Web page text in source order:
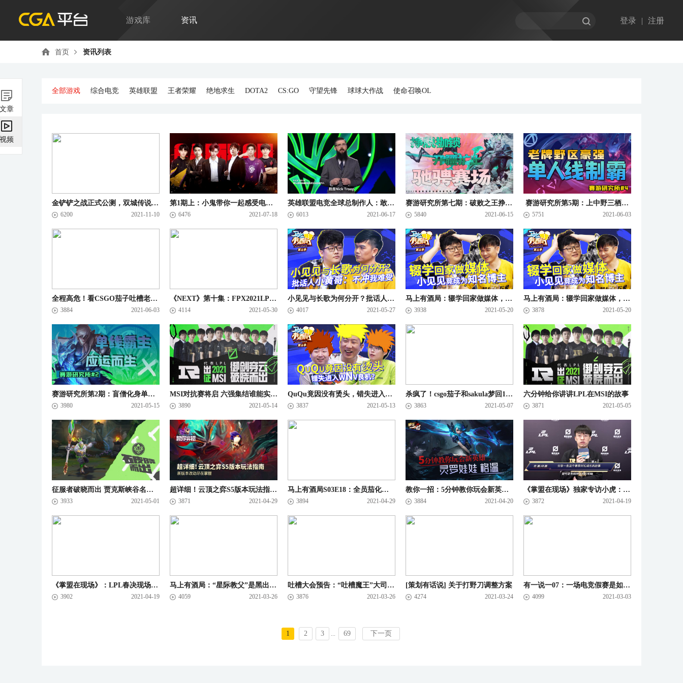
游戏库 资讯 登录 | 注册
首页 资讯列表
文章
视频
全部游戏 综合电竞 英雄联盟 王者荣耀 绝地求生 DOTA2 CS:GO 守望先锋 球球大作战 使命召唤OL
金铲铲之战正式公测，双城传说赛季同步开启！
6200 2021-11-10
第1期上：小鬼带你一起感受电竞赛场的魅力
6476 2021-07-18
英雄联盟电竞全球总制作人：敢于梦想，创意带来技术革新
6013 2021-06-17
赛游研究所第七期：破败之王挣脱枷锁，手持巨刃制霸赛场
5840 2021-06-15
赛游研究所第5期：上中野三栖梦魇鬼影重重
5751 2021-06-03
全程高危！看CSGO茄子吐槽老婆，结尾连Sakula都哭了！马上有酒局S03E23
3884 2021-06-03
《NEXT》第十集：FPX2021LPL春季赛纪录片（中）
4114 2021-05-30
小见见与长歌为何分开？批话人小黄哥：不冲我难受 马上有酒局S03E22
4017 2021-05-27
马上有酒局：辍学回家做媒体，小见见竟成为知名博主？
3938 2021-05-20
马上有酒局：辍学回家做媒体，小见见竟成为知名博主？
3878 2021-05-20
赛游研究所第2期：盲僧化身单线霸主再登赛场
3980 2021-05-15
MSI对抗赛将启 六强集结谁能实现许下的诺言？
3890 2021-05-14
QuQu竟因没有烫头，错失进入wNv良机？马上有酒局S03E20
3837 2021-05-13
杀疯了！csgo茄子和sakula梦回17岁 - 马上有酒局S03E19
3863 2021-05-07
六分钟给你讲讲LPL在MSI的故事
3871 2021-05-05
征服者破晓而出 贾克斯峡谷名场面经典复刻
3933 2021-05-01
超详细！云顶之弈S5版本玩法指南，新版本改动尽在掌握
3871 2021-04-29
马上有酒局S03E18：全员茄化，我是茄吹
3894 2021-04-29
教你一招：5分钟教你玩会新英雄 灵罗娃娃 格温
3884 2021-04-20
《掌盟在现场》独家专访小虎：想和Wei一起直到退役
3872 2021-04-19
《掌盟在现场》：LPL春决现场偶遇王境泽！LPL真香武汉真香！
3902 2021-04-19
马上有酒局：“星际教父”是黑出来的！黄旭东自爆是喷子
4059 2021-03-26
吐槽大会预告：“吐槽魔王”大司马现身半决赛
3876 2021-03-26
[策划有话说] 关于打野刀调整方案
4274 2021-03-24
有一说一07：一场电竞假赛是如何诞生的
4099 2021-03-03
1 2 3 ... 69 下一页